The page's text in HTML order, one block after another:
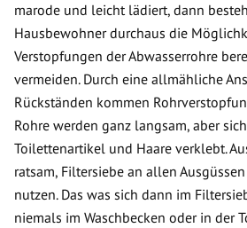
marode und leicht lädiert, dann
Hausbewohner durchaus die
Verstopfungen der Abwasserrohre
vermeiden. Durch eine allmähliche
Rückständen kommen
Rohre werden ganz langsam, aber
Toilettenartikel und Haare verklebt.
ratsam, Filtersiebe an allen
nutzen. Das was sich dann im
niemals im Waschbecken oder in der